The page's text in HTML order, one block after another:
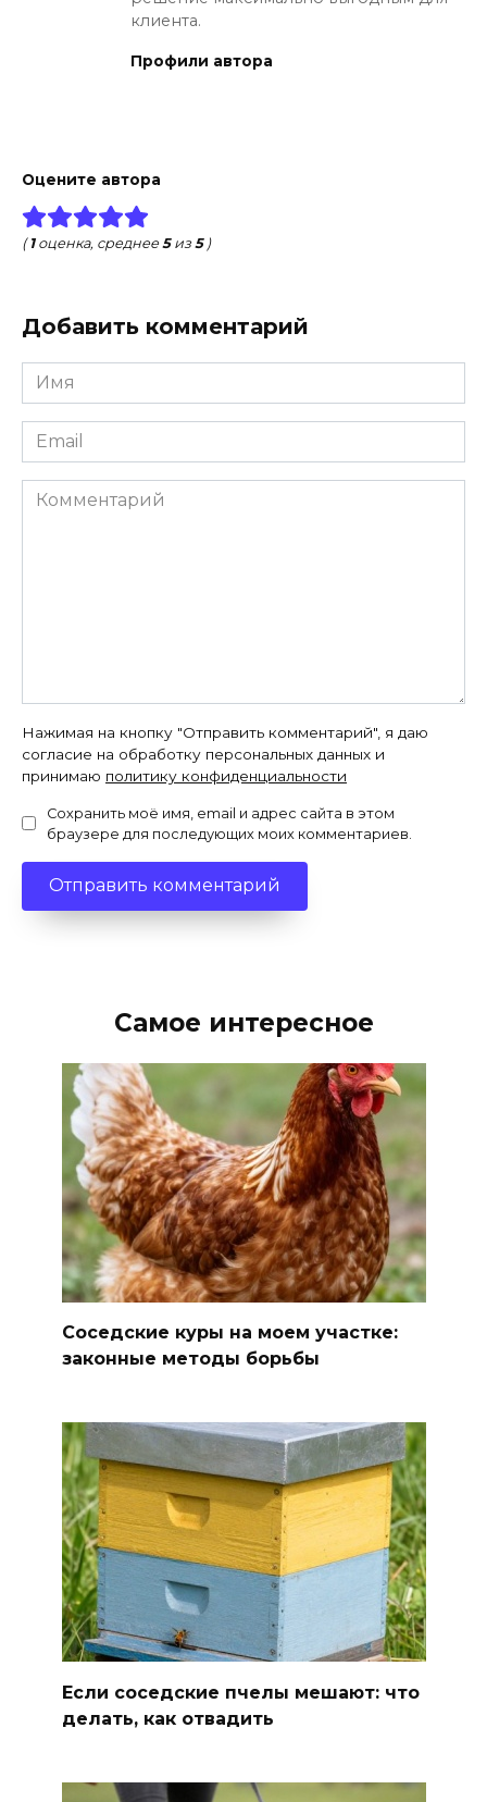
клиента.
Профили автора
Оцените автора
( 1оценка, среднее5из5)
Добавить комментарий
Имя
*
Email
*
Комментарий
Нажимая на кнопку "Отправить комментарий", я даю
согласие на обработку персональных данных и
принимаю политику конфиденциальности
Сохранить моё имя, email и адрес сайта в этом
браузере для последующих моих комментариев.
Самое интересное
Соседские куры на моем участке:
законные методы борьбы
Если соседские пчелы мешают: что
делать, как отвадить